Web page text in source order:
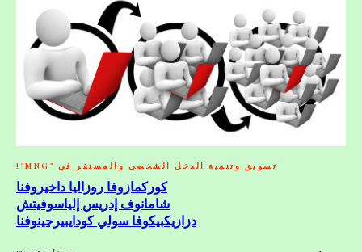
تسويق وتنمية الدخل الشخصي والمستقر في "MNG"!
كوركمازوفا روزاليا داخيروفنا
شامانوف إدريس إلياسوفيتش
دزازيكبيكوفا سولي كودايبيرجينوفنا